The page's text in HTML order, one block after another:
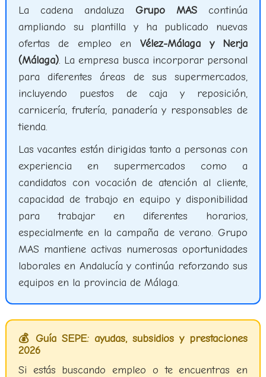
La cadena andaluza Grupo MAS continúa
ampliando su plantilla y ha publicado nuevas
ofertas de empleo enVélez-Málaga y Nerja
(Málaga). La empresa busca incorporar personal
para diferentes áreas de sus supermercados,
incluyendo puestos de caja y reposición,
carnicería, frutería, panadería y responsables de
tienda.
Las vacantes están dirigidas tanto a personas con
experiencia en supermercados como a
candidatos con vocación de atención al cliente,
capacidad de trabajo en equipo y disponibilidad
para trabajar en diferentes horarios,
especialmente en la campaña de verano. Grupo
MAS mantiene activas numerosas oportunidades
laborales en Andalucía y continúa reforzando sus
equipos en la provincia de Málaga.
💰 Guía SEPE: ayudas, subsidios y prestaciones
2026
Si estás buscando empleo o te encuentras en